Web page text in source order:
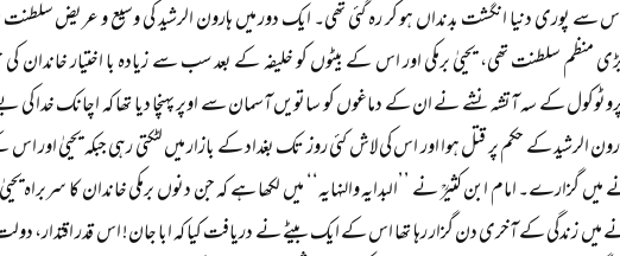
سے پوری دنیا انگشت بدنداں ہو کر رہ گئی تھی۔ ایک دور میں ہارون الرشید کی وسیع و عریض سلطنت
سلطنت تھی، یحییٰ برمکی اور اس کے بیٹوں کو خلیفہ کے بعد سب سے زیادہ با اختیار خاندان کی
کے سہ آتشہ نشے نے ان کے دماغوں کو ساتویں آسمان سے اوپر پہنچا دیا تھا کہ اچانک خدا کی
ہارون الرشید کے حکم پر قتل ہوا اور اس کی لاش کئی روز تک بغداد کے بازار میں لٹکتی رہی جبکہ یحییٰ اور
گزارے۔ امام ابن کثیرؒ نے ’’البدایہ والنہایہ‘‘ میں لکھا ہے کہ جن دنوں برمکی خاندان کا سربراہ
میں زندگی کے آخری دن گزار رہا تھا اس کے ایک بیٹے نے دریافت کیا کہ ابا جان! اس قدر